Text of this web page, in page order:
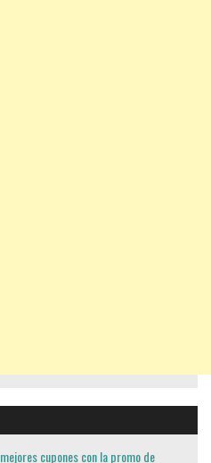
cupones con la promo de